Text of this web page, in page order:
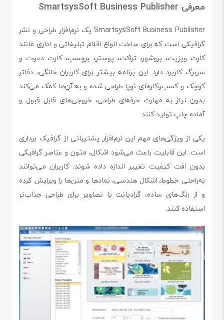
معرفی SmartsysSoft Business Publisher
SmartsysSoft Business Publisher یک نرم‌افزار طراحی و نشر
گرافیکی است که برای ساخت انواع اقلام تبلیغاتی و اداری مانند
کارت ویزیت، بروشور، تراکت، پوستر، برچسب، کارت دعوت و
سربرگ کاربرد دارد. این برنامه بیشتر برای کاربران خانگی، دفاتر
کوچک و کسب‌وکارهای نوپا طراحی شده و به آن‌ها کمک می‌کند
بدون نیاز به مهارت حرفه‌ای طراحی، خروجی‌های قابل قبول و
آماده چاپ تولید کنند.
یکی از ویژگی‌های مهم این نرم‌افزار پشتیبانی از گرافیک برداری
است. این قابلیت باعث می‌شود اشکال، متون و عناصر گرافیکی
بدون افت کیفیت تغییر اندازه داده شوند. کاربران می‌توانند
به‌راحتی خطوط، اشکال هندسی، نمادها و متن‌ها را ویرایش کرده
و از رنگ‌های ساده، گرادیانت یا تصاویر برای طراحی جذاب‌تر
استفاده کنند.